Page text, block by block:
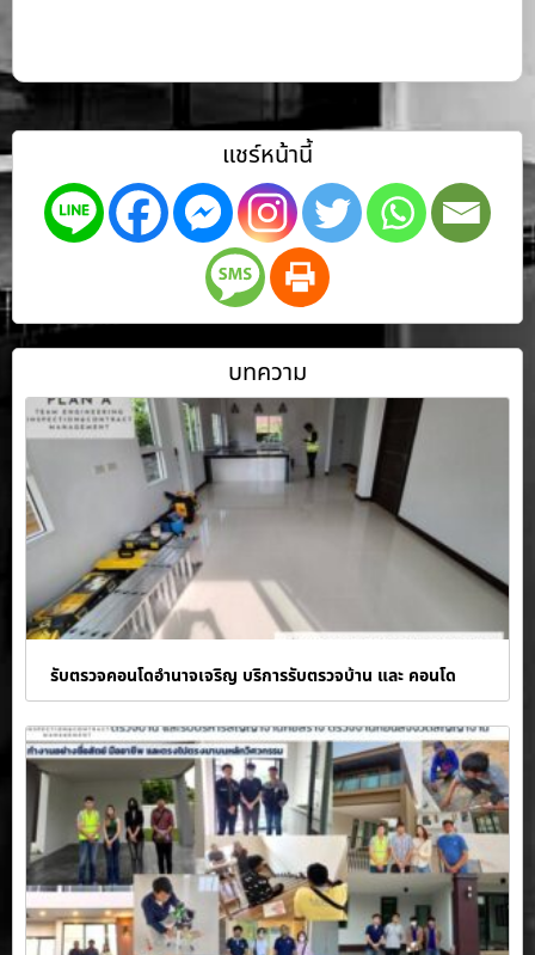
แชร์หน้านี้
บทความ
รับตรวจคอนโดอำนาจเจริญ บริการรับตรวจบ้าน และ คอนโด